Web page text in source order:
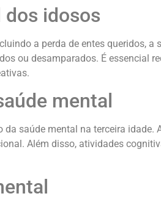
dos idosos
a perda de entes queridos,
ou desamparados. É essencial
mental
saúde mental na terceira
Além disso, atividades